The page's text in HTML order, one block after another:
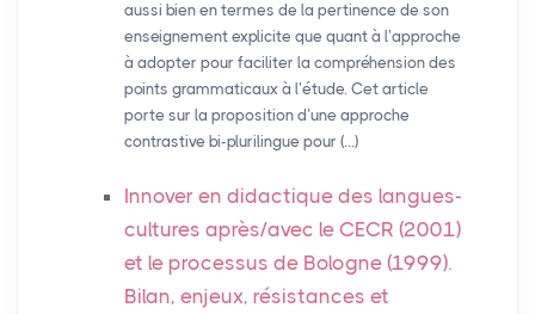
aussi bien en termes de la pertinence de son
enseignement explicite que quant à l’approche
à adopter pour faciliter la compréhension des
points grammaticaux à l’étude. Cet article
porte sur la proposition d’une approche
contrastive bi-plurilingue pour (…)
Innover en didactique des langues-
cultures après/avec le CECR (2001)
et le processus de Bologne (1999).
Bilan, enjeux, résistances et